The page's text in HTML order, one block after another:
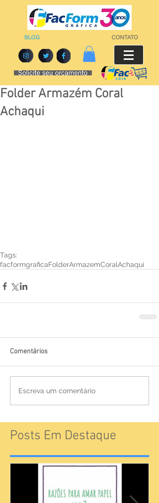
Folder Armazém Coral
Achaqui
Tags:
facformgraficaFolderArmazemCoralAchaqui
Comentários
Escreva um comentário
Posts Em Destaque